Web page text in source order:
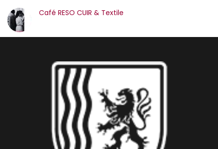
Café RESO CUIR & Textile